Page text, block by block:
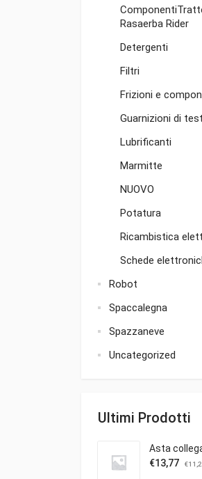
Rasaerba Rider
Detergenti
Filtri
Frizioni e
Guarnizioni di
Lubrificanti
Marmitte
NUOVO
Potatura
Ricambistica
Schede
Robot
Spaccalegna
Spazzaneve
Uncategorized
Ultimi Prodotti
Asta
€13,77 €